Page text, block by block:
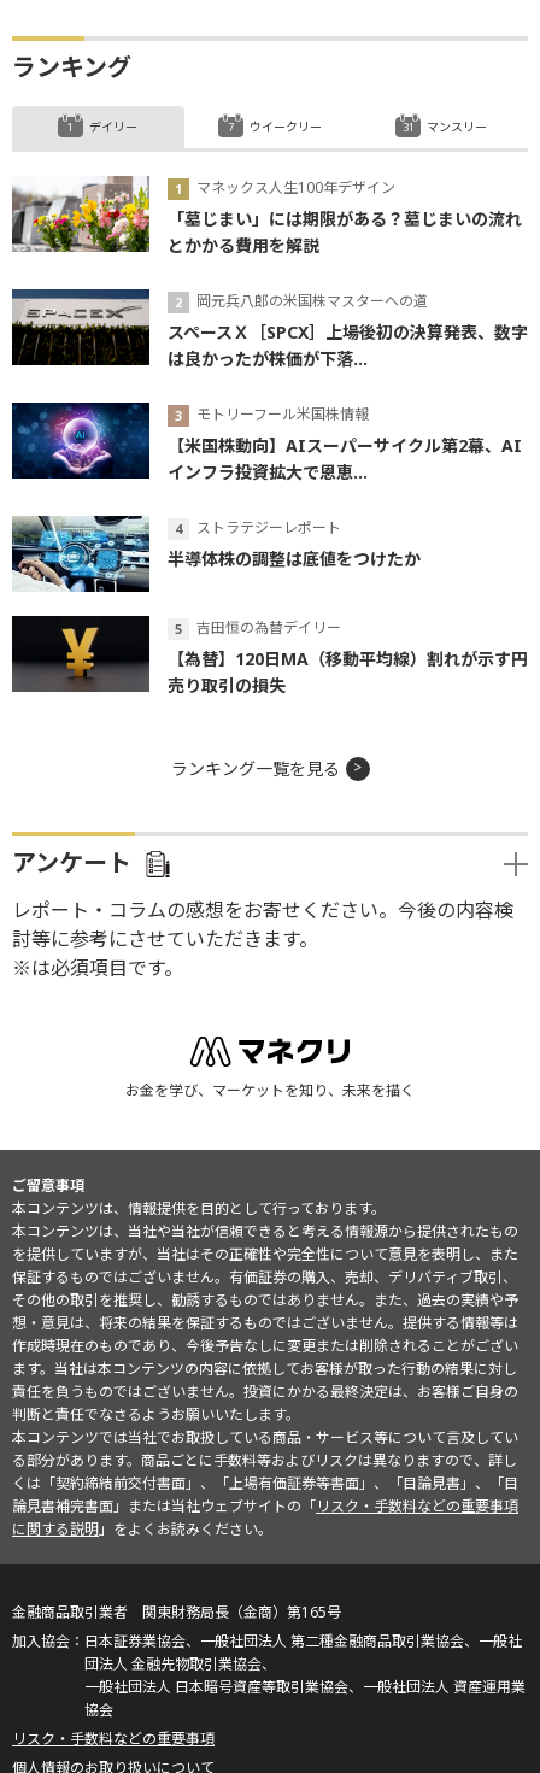
ランキング
デイリー
マネックス人生100年デザイン
「墓じまい」には期限がある？墓じまいの流れ
とかかる費用を解説
岡元兵八郎の米国株マスターへの道
スペースＸ［SPCX］上場後初の決算発表、数字
は良かったが株価が下落...
モトリーフール米国株情報
【米国株動向】AIスーパーサイクル第2幕、AI
インフラ投資拡大で恩恵...
ストラテジーレポート
半導体株の調整は底値をつけたか
吉田恒の為替デイリー
【為替】120日MA（移動平均線）割れが示す円
売り取引の損失
ウイークリー マンスリー
ランキング一覧を見る
アンケート
レポート・コラムの感想をお寄せください。今後の内容検
討等に参考にさせていただきます。
※は必須項目です。
お金を学び、マーケットを知り、未来を描く
ご留意事項
本コンテンツは、情報提供を目的として行っております。
本コンテンツは、当社や当社が信頼できると考える情報源から提供されたもの
を提供していますが、当社はその正確性や完全性について意見を表明し、また
保証するものではございません。有価証券の購入、売却、デリバティブ取引、
その他の取引を推奨し、勧誘するものではありません。また、過去の実績や予
想・意見は、将来の結果を保証するものではございません。提供する情報等は
作成時現在のものであり、今後予告なしに変更または削除されることがござい
ます。当社は本コンテンツの内容に依拠してお客様が取った行動の結果に対し
責任を負うものではございません。投資にかかる最終決定は、お客様ご自身の
判断と責任でなさるようお願いいたします。
本コンテンツでは当社でお取扱している商品・サービス等について言及してい
る部分があります。商品ごとに手数料等およびリスクは異なりますので、詳し
くは「契約締結前交付書面」、「上場有価証券等書面」、「目論見書」、「目
論見書補完書面」または当社ウェブサイトの「リスク・手数料などの重要事項
に関する説明」をよくお読みください。
金融商品取引業者 関東財務局長（金商）第165号
日本証券業協会、一般社団法人 第二種金融商品取引業協会、一般社
団法人 金融先物取引業協会、
一般社団法人 日本暗号資産等取引業協会、一般社団法人 資産運用業
協会
リスク・手数料などの重要事項
個人情報のお取り扱いについて